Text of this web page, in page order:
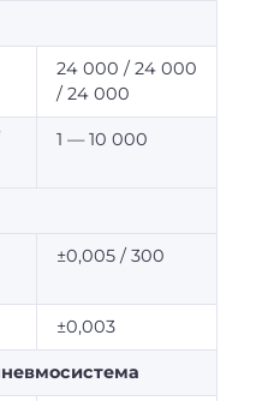
24 000 / 24 000
/ 24 000
1 — 10 000
±0,005 / 300
±0,003